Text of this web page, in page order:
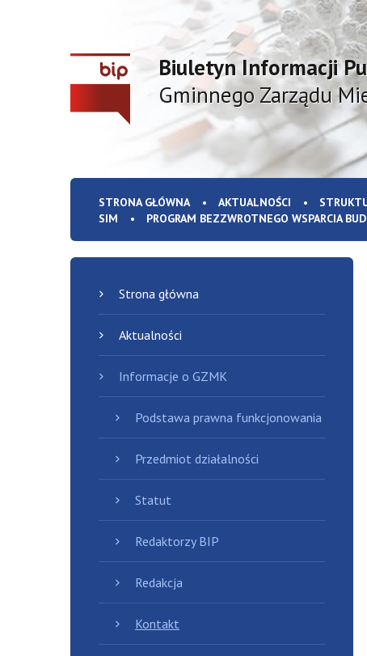
Biuletyn Informacji
Gminnego Zarządu
STRONA GŁÓWNA AKTUALNOŚCI
SIM
PROGRAM BEZZWROTNEGO WSPARCIA
Strona główna
Aktualności
Informacje o GZMK
Podstawa prawna funkcjonowania
Przedmiot działalności
Statut
Redaktorzy BIP
Redakcja
Kontakt